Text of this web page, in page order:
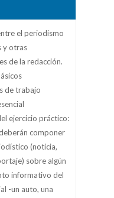
el periodismo
y otras
de la redacción.
de trabajo
ejercicio práctico:
componer
(noticia,
sobre algún
informativo del
-un auto, una